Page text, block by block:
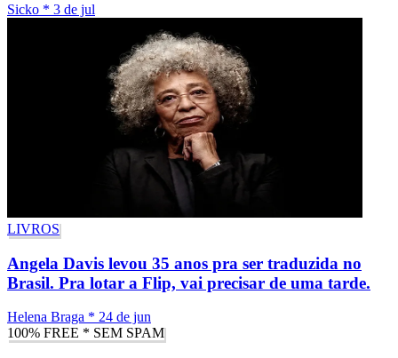
Sicko * 3 de jul
LIVROS
Angela Davis levou 35 anos pra ser traduzida no
Brasil. Pra lotar a Flip, vai precisar de uma tarde.
Helena Braga * 24 de jun
100% FREE * SEM SPAM